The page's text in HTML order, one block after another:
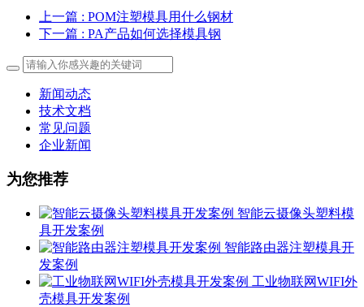
上一篇 : POM注塑模具用什么钢材
下一篇 : PA产品如何选择模具钢
新闻动态
技术文档
常见问题
企业新闻
为您推荐
智能云摄像头塑料模
具开发案例
智能路由器注塑模具开
发案例
工业物联网WIFI外
壳模具开发案例